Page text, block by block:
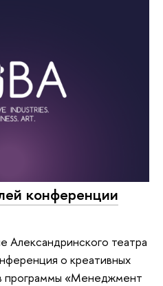
конференции
Александринского театра
о креативных
программы «Менеджмент